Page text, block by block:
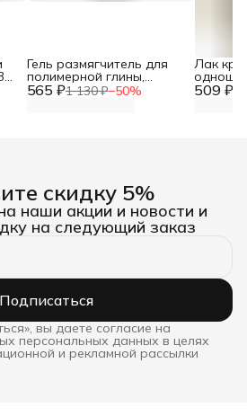
565 ₽1 130 ₽−50%
Гель размягчитель для
полимерной глины,
Артефакт 509 ₽
Лак
100 мл
скидку 5%
наши акции и новости и
на следующий заказ
Подписаться
вы даете согласие на
персональных данных в целях
и рекламной рассылки